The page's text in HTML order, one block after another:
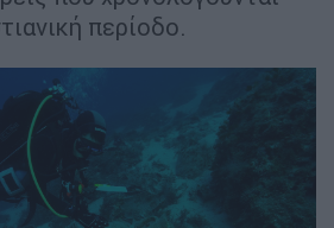
περίοδο.